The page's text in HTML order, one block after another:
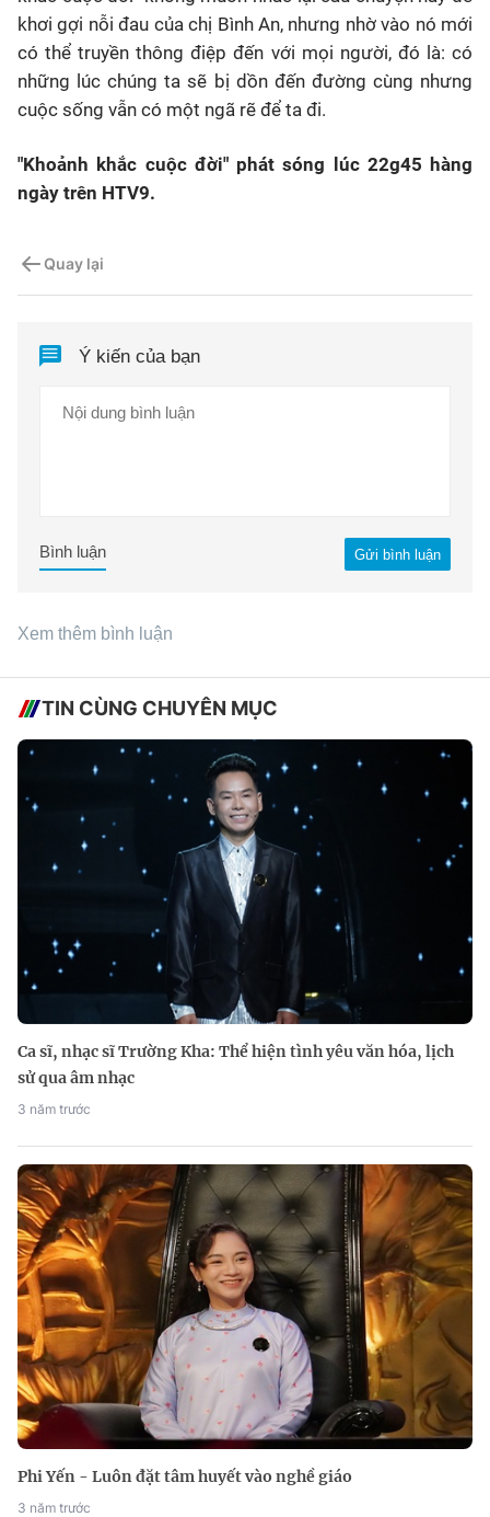
khơi gợi nỗi đau của chị Bình An, nhưng nhờ vào nó mới
có thể truyền thông điệp đến với mọi người, đó là: có
những lúc chúng ta sẽ bị dồn đến đường cùng nhưng
cuộc sống vẫn có một ngã rẽ để ta đi.
"Khoảnh khắc cuộc đời" phát sóng lúc 22g45 hàng
ngày trên HTV9.
Quay lại
Ý kiến của bạn
Gửi bình luận
Bình luận
Xem thêm bình luận
TIN CÙNG CHUYÊN MỤC
Ca sĩ, nhạc sĩ Trường Kha: Thể hiện tình yêu văn hóa, lịch
sử qua âm nhạc
3 năm trước
Phi Yến - Luôn đặt tâm huyết vào nghề giáo
3 năm trước